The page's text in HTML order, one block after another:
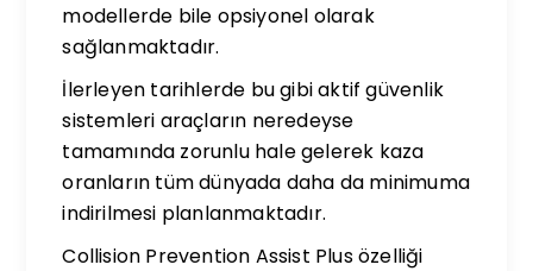
modellerde bile opsiyonel olarak
sağlanmaktadır.
İlerleyen tarihlerde bu gibi aktif güvenlik
sistemleri araçların neredeyse
tamamında zorunlu hale gelerek kaza
oranların tüm dünyada daha da minimuma
indirilmesi planlanmaktadır.
Collision Prevention Assist Plus özelliği